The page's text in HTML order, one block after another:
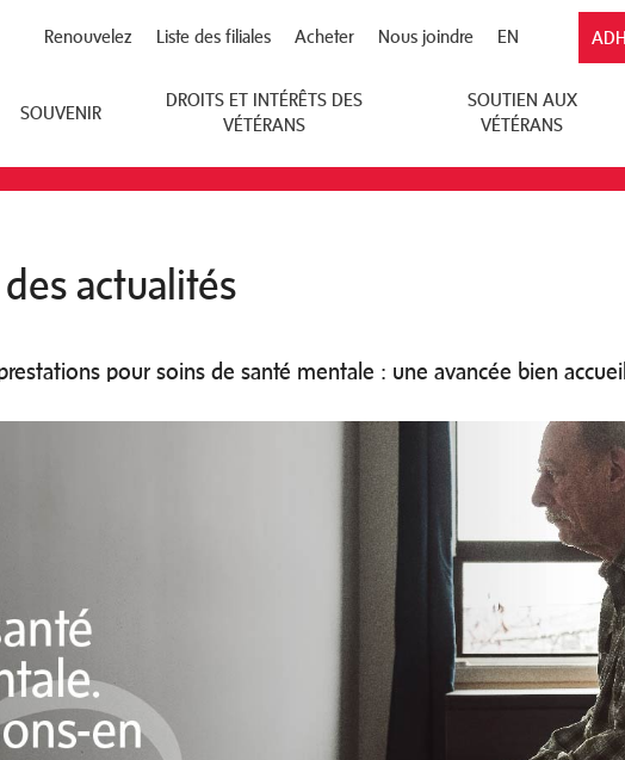
EN
Renouvelez Liste des filiales Acheter Nous joindre
SOUVENIR
DROITS ET INTÉRÊTS DES
VÉTÉRANS
SOUTIEN AUX
VÉTÉRANS
actualités
pour soins de santé mentale : une avancée bien